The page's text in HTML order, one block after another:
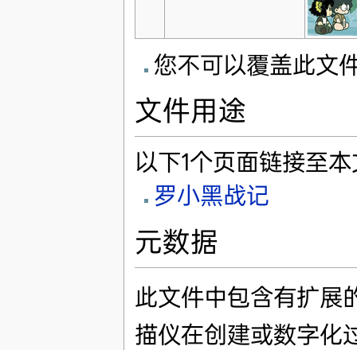
您不可以覆盖此文
文件用途
以下1个页面链接至
罗小黑战记
元数据
此文件中包含有扩展
描仪在创建或数字化